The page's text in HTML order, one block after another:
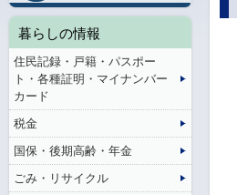
暮らしの情報
住民記録・戸籍・パスポー
ト・各種証明・マイナンバー
カード
税金
国保・後期高齢・年金
ごみ・リサイクル